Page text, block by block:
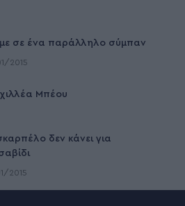
σε ένα παράλληλο σύμπαν
2015
Μπέου
δεν κάνει για
2015